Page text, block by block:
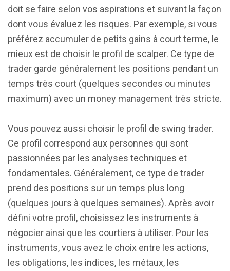
doit se faire selon vos aspirations et suivant la façon
dont vous évaluez les risques. Par exemple, si vous
préférez accumuler de petits gains à court terme, le
mieux est de choisir le profil de scalper. Ce type de
trader garde généralement les positions pendant un
temps très court (quelques secondes ou minutes
maximum) avec un money management très stricte.
Vous pouvez aussi choisir le profil de swing trader.
Ce profil correspond aux personnes qui sont
passionnées par les analyses techniques et
fondamentales. Généralement, ce type de trader
prend des positions sur un temps plus long
(quelques jours à quelques semaines). Après avoir
défini votre profil, choisissez les instruments à
négocier ainsi que les courtiers à utiliser. Pour les
instruments, vous avez le choix entre les actions,
les obligations, les indices, les métaux, les